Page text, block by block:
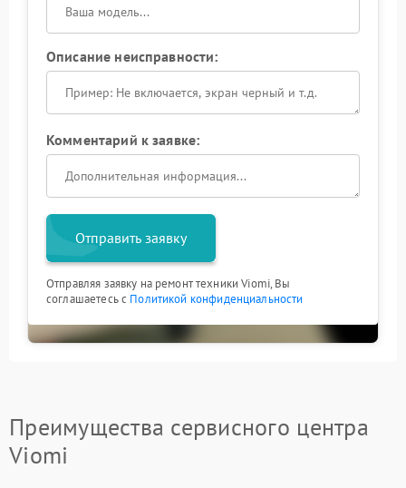
Описание неисправности:
Комментарий к заявке:
Отправить заявку
Отправляя заявку на ремонт техники Viomi, Вы
соглашаетесь с Политикой конфиденциальности
Преимущества сервисного центра
Viomi